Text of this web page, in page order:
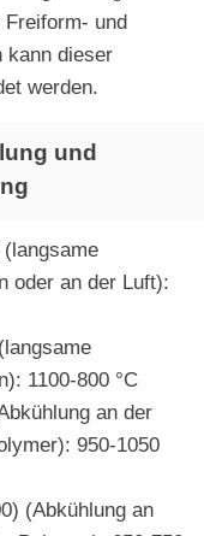
Freiform- und
kann dieser
werden.
und
oder an der Luft):
1100-800 °C
an der
950-1050
(Abkühlung an